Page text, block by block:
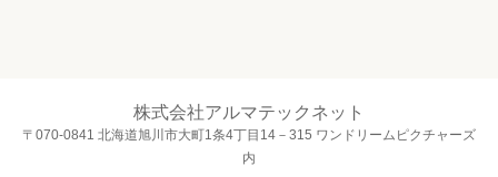
株式会社アルマテックネット
〒070-0841 北海道旭川市大町1条4丁目14－315 ワンドリームピクチャーズ
内